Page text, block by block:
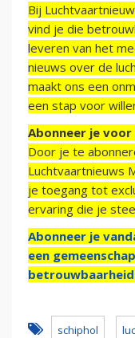
Bij
vind je die
leveren van het
nieuws over de
maakt ons een
een stap voor
Abonneer je
Door je te
Luchtvaartnieuws
je toegang tot
ervaring die je
Abonneer je
een
schiphol